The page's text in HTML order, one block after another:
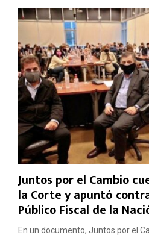
Juntos por el Cambio
la Corte y apuntó
Público Fiscal de la
En un documento, Juntos por el